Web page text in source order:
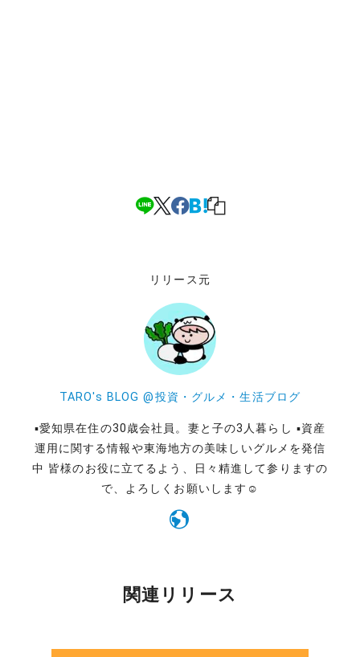
リリース元
TARO's BLOG @投資・グルメ・生活ブログ
▪️愛知県在住の30歳会社員。妻と子の3人暮らし ▪️資産
運用に関する情報や東海地方の美味しいグルメを発信
中 皆様のお役に立てるよう、日々精進して参りますの
で、よろしくお願いします☺️
関連リリース